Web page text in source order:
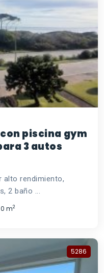
piscina gym
3 autos
alto rendimiento,
2 baño ...
m2
5286